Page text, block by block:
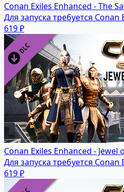
Conan Exiles Enhanced - The
Для запуска требуется Conan
619 ₽
Conan Exiles Enhanced - Jewel
Для запуска требуется Conan
619 ₽